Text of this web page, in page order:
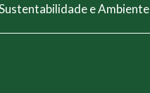
e Ambiente